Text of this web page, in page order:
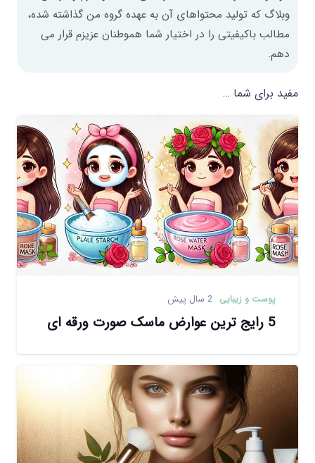
وبلاگ که تولید محتواهای آن به عهده گروه من گذاشته شده،
مطالب باکیفیتی را در اختیار شما هموطنان عزیزم قرار می
دهم.
مفید برای شما …
پوست و زیبایی 2 سال پیش
5 رایج ترین عوارض ماسک صورت ورقه ای